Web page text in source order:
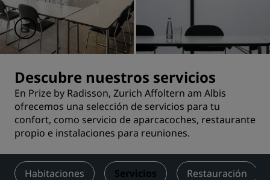
Descubre nuestros servicios
En Prize by Radisson, Zurich Affoltern am Albis
ofrecemos una selección de servicios para tu
confort, como servicio de aparcacoches, restaurante
propio e instalaciones para reuniones.
Habitaciones Servicios Restauración